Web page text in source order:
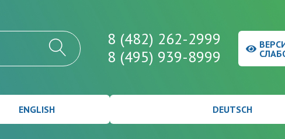
8 (482) 262-2999
8 (495) 939-8999
ENGLISH DEUTSCH